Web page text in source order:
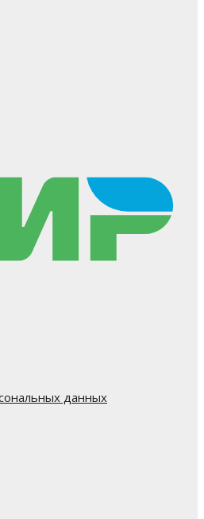
данных